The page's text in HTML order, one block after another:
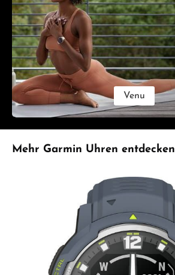
Venu
Produktgalerie überspringen
Mehr Garmin Uhren entdecken